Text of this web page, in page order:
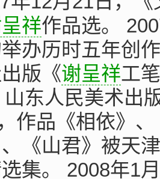
祥作品选。
办历时五年创
版《谢呈祥工
山东人民美术出
作品《相依》
、《山君》被天
集。 2008年1